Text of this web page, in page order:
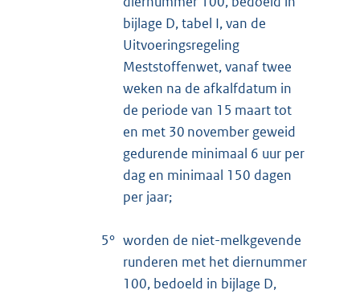
bijlage D, tabel I, van de
Uitvoeringsregeling
Meststoffenwet, vanaf twee
weken na de afkalfdatum in
de periode van 15 maart tot
en met 30 november geweid
gedurende minimaal 6 uur per
dag en minimaal 150 dagen
per jaar;
5° worden de niet-melkgevende
runderen met het diernummer
100, bedoeld in bijlage D,